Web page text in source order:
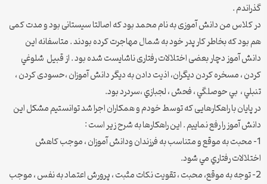
گذراندم .
در کلاس من دانش آموزی به نام محمد بود که اصالتا سیستانی بود و مدت کمی
هم بود که بخاطر کار پدر خود به شمال مهاجرت کرده بودند . متاسفانه این
دانش آموز دچار بعضی اختلالات رفتاری ناشایست شده بود . از قبیل شلوغي
کردن ، مسخره كردن ديگران، اذيت دادن به ديگر دانش آموزان ،حسودی کردن ،
تنبلي ، بي حوصلگي ، فحش ، لجبازي ،سردرد بود.
در پایان با راهکارهایی که توسط خودم و همکاران اجرا شد توانستیم مشکل این
دانش آموز را رفع نماییم . این راهکارها به شرح زیر است :
1- محبت به موقع و متناسب به فرزندان ودانش آموزان ، موجب كاهش
اختلالات رفتاري مي شود.
2- توجه به موقع، محبت ، تقويت نكات مثبت ، پرورش اعتماد به نفس ، موجب